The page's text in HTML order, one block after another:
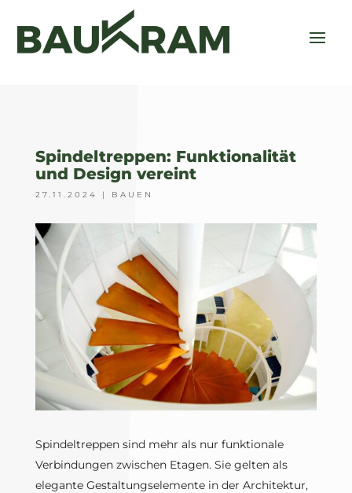
Spindeltreppen: Funktionalität
und Design vereint
27.11.2024 | BAUEN
Spindeltreppen sind mehr als nur funktionale
Verbindungen zwischen Etagen. Sie gelten als
elegante Gestaltungselemente in der Architektur,